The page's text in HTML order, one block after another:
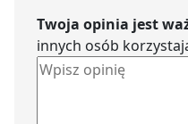
Twoja opinia jest
innych osób